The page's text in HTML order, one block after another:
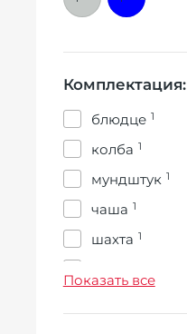
Комплектация:
блюдце 1
колба 1
мундштук 1
чаша 1
шахта 1
Показать все